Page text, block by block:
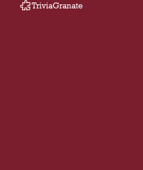
TriviaGranate